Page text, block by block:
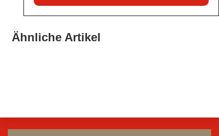
Ähnliche Artikel
Travel Start-up Night 2026: Beste Tourismus-Idee